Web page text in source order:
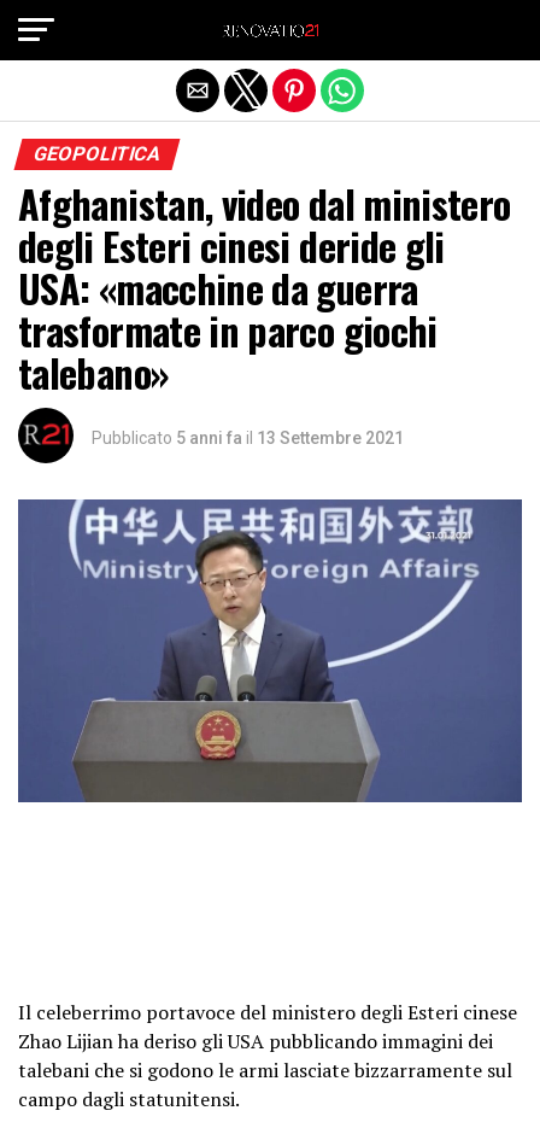
GEOPOLITICA
Afghanistan, video dal ministero
degli Esteri cinesi deride gli
USA: «macchine da guerra
trasformate in parco giochi
talebano»
Pubblicato 5 anni fa il 13 Settembre 2021
Il celeberrimo portavoce del ministero degli Esteri cinese
Zhao Lijian ha deriso gli USA pubblicando immagini dei
talebani che si godono le armi lasciate bizzarramente sul
campo dagli statunitensi.
Exit mobile version